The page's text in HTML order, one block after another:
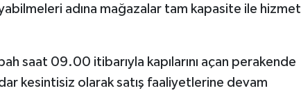
adına mağazalar tam kapasite ile hizmet
saat 09.00 itibarıyla kapılarını açan perakende
kesintisiz olarak satış faaliyetlerine devam